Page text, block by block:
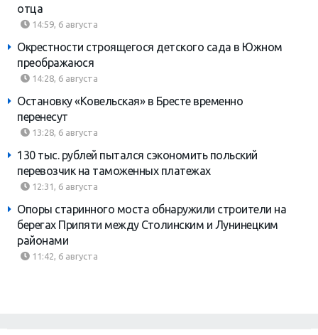
отца
14:59, 6 августа
Окрестности строящегося детского сада в Южном
преображаюся
14:28, 6 августа
Остановку «Ковельская» в Бресте временно
перенесут
13:28, 6 августа
130 тыс. рублей пытался сэкономить польский
перевозчик на таможенных платежах
12:31, 6 августа
Опоры старинного моста обнаружили строители на
берегах Припяти между Столинским и Лунинецким
районами
11:42, 6 августа